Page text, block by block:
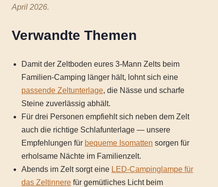
April 2026.
Verwandte Themen
Damit der Zeltboden eures 3-Mann Zelts beim
Familien-Camping länger hält, lohnt sich eine
passende Zeltunterlage, die Nässe und scharfe
Steine zuverlässig abhält.
Für drei Personen empfiehlt sich neben dem Zelt
auch die richtige Schlafunterlage — unsere
Empfehlungen für bequeme Isomatten sorgen für
erholsame Nächte im Familienzelt.
Abends im Zelt sorgt eine LED-Campinglampe für
das Zeltinnere für gemütliches Licht beim